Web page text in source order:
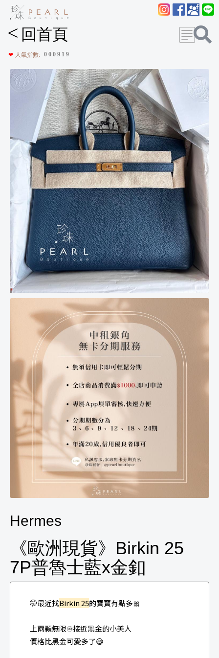
< 回首頁
❤ 人氣指數: 0 0 0 9 1 9
Hermes
《歐洲現貨》Birkin 25
7P普魯士藍x金釦
🤭最近找Birkin 25的寶寶有點多🎀
上兩顆無限♾️️接近黑金的小美人
價格比黑金可愛多了😅